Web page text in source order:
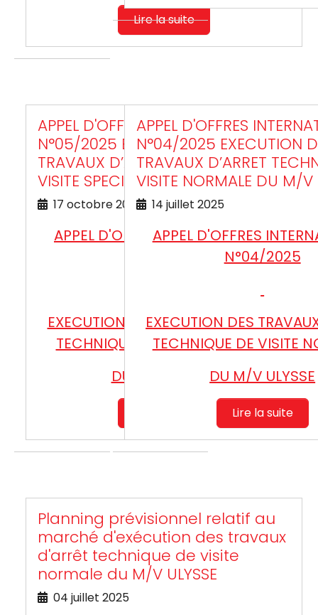
Lire la suite
APPEL D'OFFRES INTERNATIONAL
N°05/2025 EXECUTION DES
TRAVAUX D’ARRET TECHNIQUE DE
VISITE SPECIALE DU M/V ELYSSA
17 octobre 2025
APPEL D'OFFRES INTERNATIONAL
EXECUTION DES TRAVAUX D’ARRET
TECHNIQUE DE VISITE SPECIALE
DU M/V ELYSSA
APPEL D'OFFRES
N°04/2025 EXECUTION
TRAVAUX D’ARRET
VISITE NORMALE DU M/V
14 juillet 2025
APPEL D'OFFRES
N°04/2025
EXECUTION DES
TECHNIQUE DE VISITE
DU M/V ULYSSE
Lire la suite
Planning prévisionnel relatif au
marché d'exécution des travaux
d'arrêt technique de visite
normale du M/V ULYSSE
04 juillet 2025